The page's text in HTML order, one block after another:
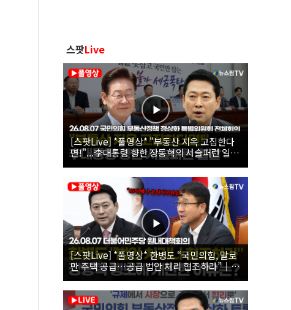
스팟Live
[스팟Live] *풀영상* "부동산 지옥 고집한다
면!"...李대통령 향한 장동혁의 서슬퍼런 일갈
| 26.08.07 국민의힘 부동산정책 정상화 특별
위원회 전체회의
[스팟Live] *풀영상* 한병도 “국민의힘, 말로
만 주택 공급…공급 법안 처리 협조하라”｜
26.08.07 더불어민주당 원내대책회의